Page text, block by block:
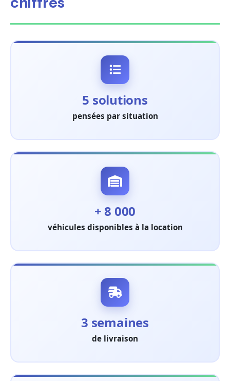
5 solutions
pensées par situation
+ 8 000
véhicules disponibles à la location
3 semaines
de livraison